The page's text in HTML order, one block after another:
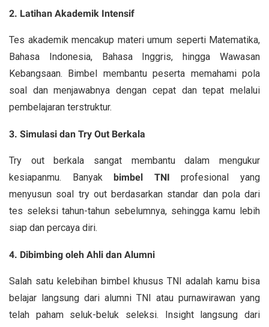
2. Latihan Akademik Intensif
Tes akademik mencakup materi umum seperti Matematika,
Bahasa Indonesia, Bahasa Inggris, hingga Wawasan
Kebangsaan. Bimbel membantu peserta memahami pola
soal dan menjawabnya dengan cepat dan tepat melalui
pembelajaran terstruktur.
3. Simulasi dan Try Out Berkala
Try out berkala sangat membantu dalam mengukur
kesiapanmu. Banyakbimbel TNI profesional yang
menyusun soal try out berdasarkan standar dan pola dari
tes seleksi tahun-tahun sebelumnya, sehingga kamu lebih
siap dan percaya diri.
4. Dibimbing oleh Ahli dan Alumni
Salah satu kelebihan bimbel khusus TNI adalah kamu bisa
belajar langsung dari alumni TNI atau purnawirawan yang
telah paham seluk-beluk seleksi. Insight langsung dari